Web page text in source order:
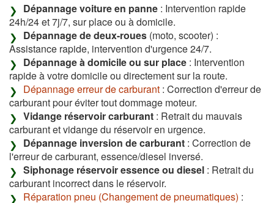
Dépannage voiture en panne : Intervention rapide
24h/24 et 7j/7, sur place ou à domicile.
Dépannage de deux-roues (moto, scooter) :
Assistance rapide, intervention d'urgence 24/7.
Dépannage à domicile ou sur place : Intervention
rapide à votre domicile ou directement sur la route.
Dépannage erreur de carburant : Correction d'erreur de
carburant pour éviter tout dommage moteur.
Vidange réservoir carburant : Retrait du mauvais
carburant et vidange du réservoir en urgence.
Dépannage inversion de carburant : Correction de
l'erreur de carburant, essence/diesel inversé.
Siphonage réservoir essence ou diesel : Retrait du
carburant incorrect dans le réservoir.
Réparation pneu (Changement de pneumatiques) :